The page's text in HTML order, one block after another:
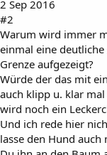
2 Sep 2016
#2
Warum wird immer
einmal eine
Grenze aufgezeigt?
Würde der das mit
auch klipp u. klar
wird noch ein
Und ich rede hier
lasse den Hund auch